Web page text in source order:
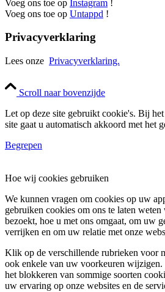
Voeg ons toe op Instagram !
Voeg ons toe op Untappd !
Privacyverklaring
Lees onze Privacyverklaring.
Scroll naar bovenzijde
Let op deze site gebruikt cookie's. Bij
site gaat u automatisch akkoord met het
Begrepen
Hoe wij cookies gebruiken
We kunnen vragen om cookies op uw
gebruiken cookies om ons te laten
bezoekt, hoe u met ons omgaat, om uw
verrijken en om uw relatie met onze
Klik op de verschillende rubrieken voor
ook enkele van uw voorkeuren wijzigen.
het blokkeren van sommige soorten
uw ervaring op onze websites en de